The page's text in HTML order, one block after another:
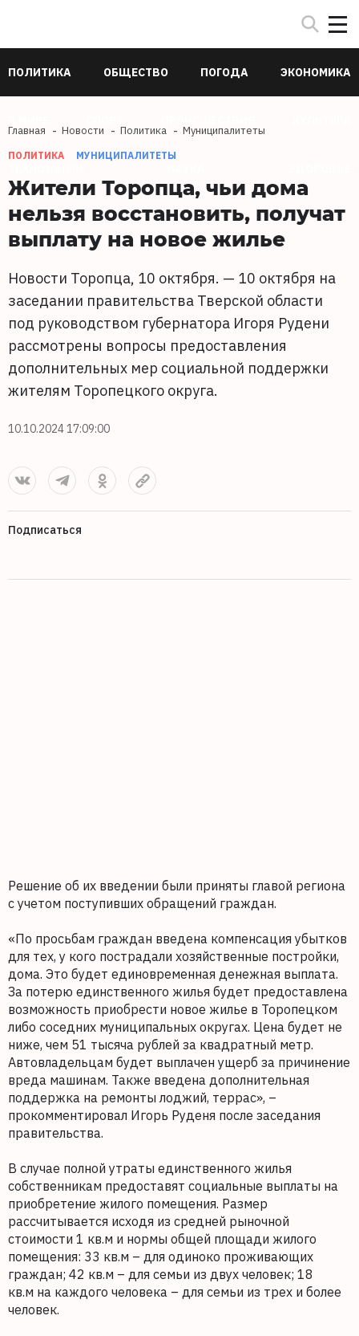
ПОЛИТИКА ОБЩЕСТВО ПОГОДА ЭКОНОМИКА
Главная Новости Политика Муниципалитеты
ПОЛИТИКА МУНИЦИПАЛИТЕТЫ
Жители Торопца, чьи дома
нельзя восстановить, получат
выплату на новое жилье
Новости Торопца, 10 октября. — 10 октября на
заседании правительства Тверской области
под руководством губернатора Игоря Рудени
рассмотрены вопросы предоставления
дополнительных мер социальной поддержки
жителям Торопецкого округа.
10.10.2024 17:09:00
Подписаться
Решение об их введении были приняты главой региона
с учетом поступивших обращений граждан.
«По просьбам граждан введена компенсация убытков
для тех, у кого пострадали хозяйственные постройки,
дома. Это будет единовременная денежная выплата.
За потерю единственного жилья будет предоставлена
возможность приобрести новое жилье в Торопецком
либо соседних муниципальных округах. Цена будет не
ниже, чем 51 тысяча рублей за квадратный метр.
Автовладельцам будет выплачен ущерб за причинение
вреда машинам. Также введена дополнительная
поддержка на ремонты лоджий, террас», –
прокомментировал Игорь Руденя после заседания
правительства.
В случае полной утраты единственного жилья
собственникам предоставят социальные выплаты на
приобретение жилого помещения. Размер
рассчитывается исходя из средней рыночной
стоимости 1 кв.м и нормы общей площади жилого
помещения: 33 кв.м – для одиноко проживающих
граждан; 42 кв.м – для семьи из двух человек; 18
кв.м на каждого человека – для семьи из трех и более
человек.